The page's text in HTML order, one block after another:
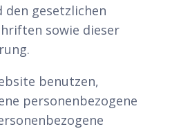
den gesetzlichen
sowie dieser
benutzen,
personenbezogene